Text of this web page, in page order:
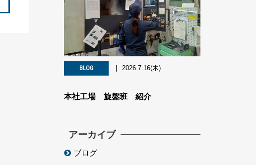
BLOG 2026.7.16(木)
本社工場 旋盤班 紹介
アーカイブ
ブログ